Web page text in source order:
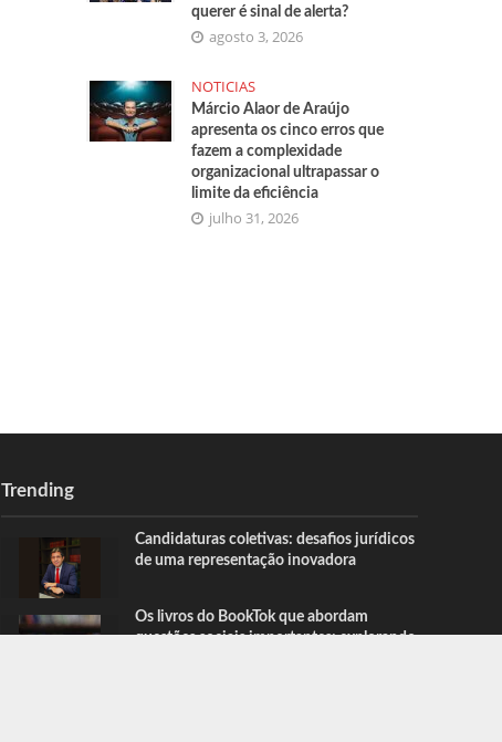
querer é sinal de alerta?
agosto 3, 2026
NOTICIAS
Márcio Alaor de Araújo
apresenta os cinco erros que
fazem a complexidade
organizacional ultrapassar o
limite da eficiência
julho 31, 2026
Trending
Candidaturas coletivas: desafios jurídicos
de uma representação inovadora
Os livros do BookTok que abordam
questões sociais importantes: explorando